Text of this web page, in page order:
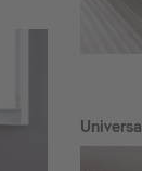
Universal